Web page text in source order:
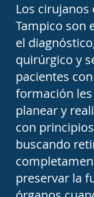
La cirugía
moderna
solamente
tumor, sino
preservar la
órganos y
calidad de
Gracias al
técnicas
muchos
Los cirujanos
Tampico son
el
quirúrgico y
pacientes
formación
planear y
con
buscando
preservar la